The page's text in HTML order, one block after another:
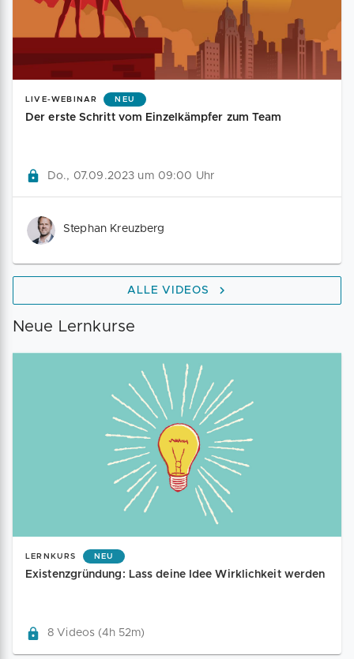
LIVE-WEBINAR NEU
Der erste Schritt vom Einzelkämpfer zum Team
Do., 07.09.2023 um 09:00 Uhr
Stephan Kreuzberg
ALLE VIDEOS
Neue Lernkurse
LERNKURS NEU
Existenzgründung: Lass deine Idee Wirklichkeit werden
8 Videos (4h 52m)